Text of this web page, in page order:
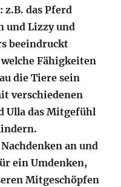
das Pferd
und Lizzy und
beeindruckt
Fähigkeiten
die Tiere sein
verschiedenen
Ulla das Mitgefühl
an und
ein Umdenken,
Mitgeschöpfen